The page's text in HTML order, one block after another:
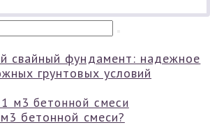
свайный фундамент: надежное
грунтовых условий
бетонной смеси?